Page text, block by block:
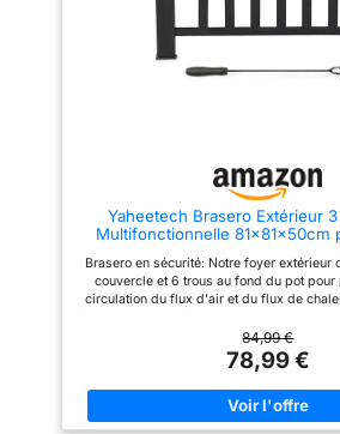
brasero de patio ciselé en métal
présente un design vintage et
original. Vous pourriez l'installé
dans différentes pièces de la
conçu dans une taille compacte,
pas trop grande. Petit, léger et
facile à transporter, Le brasero
pour jardin convient également
en plein air
Yaheetech Brasero Extérieur 3
Multifonctionnelle 81x81x50cm
Balcon Poêles à Bois avec
Poker Noir
Brasero en sécurité: Notre foyer extérieur
couvercle et 6 trous au fond du pot pour
circulation du flux d'air et du flux de
couvercle en filet et déplacer les bûches
brasier carré est fabriqué à partir de
métal de haute qualité. Le foyer couvert de
la chaleur est excellent en résistance à la
ce qui assure sa longue durée de vie. Une
pour rester propre et éviter de se rouiller
84,99 €
78,99 €